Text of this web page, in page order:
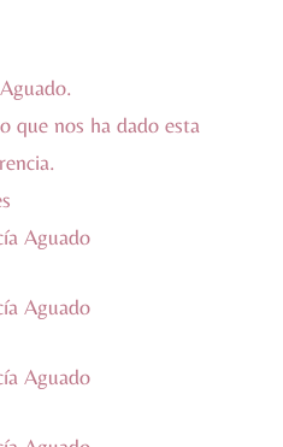
que nos ha dado esta